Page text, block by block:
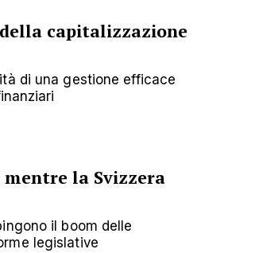
capitalizzazione
di una gestione efficace
la Svizzera
il boom delle
legislative